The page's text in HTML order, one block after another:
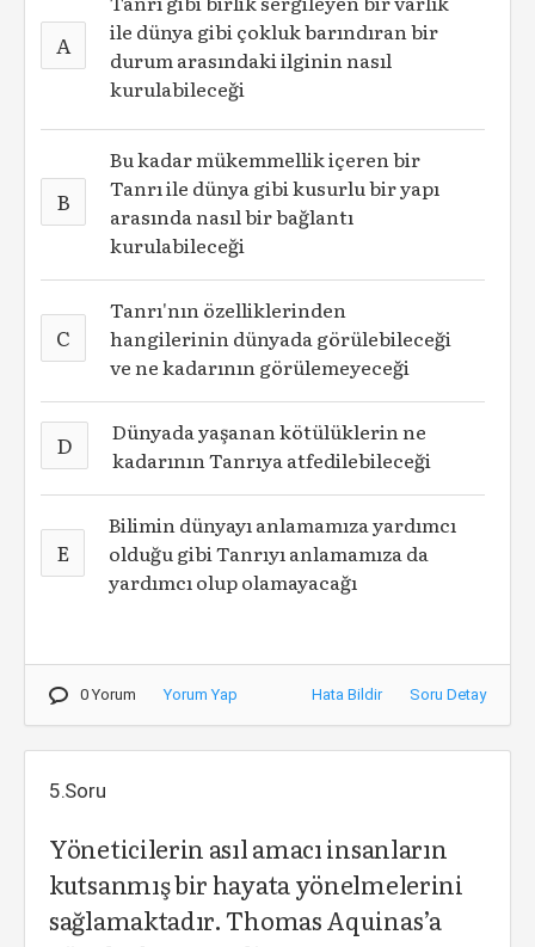
A
ile dünya gibi çokluk barındıran bir
durum arasındaki ilginin nasıl
kurulabileceği
B
Bu kadar mükemmellik içeren bir
Tanrı ile dünya gibi kusurlu bir yapı
arasında nasıl bir bağlantı
kurulabileceği
C
Tanrı'nın özelliklerinden
hangilerinin dünyada görülebileceği
ve ne kadarının görülemeyeceği
D
Dünyada yaşanan kötülüklerin ne
kadarının Tanrıya atfedilebileceği
E
Bilimin dünyayı anlamamıza yardımcı
olduğu gibi Tanrıyı anlamamıza da
yardımcı olup olamayacağı
0 Yorum Yorum Yap Hata Bildir Soru Detay
5.Soru
Yöneticilerin asıl amacı insanların
kutsanmış bir hayata yönelmelerini
sağlamaktadır. Thomas Aquinas’a